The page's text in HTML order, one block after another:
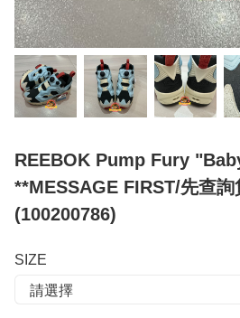
REEBOK Pump Fury
**MESSAGE FIRST/先查詢
(100200786)
SIZE